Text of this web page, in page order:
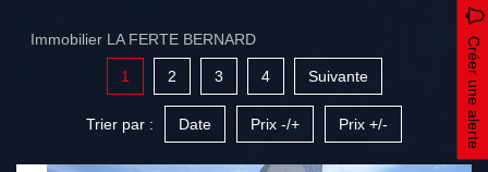
Immobilier LA FERTE BERNARD Créer une alerte
1 2 3 4 Suivante
Trier par : Date Prix -/+ Prix +/-